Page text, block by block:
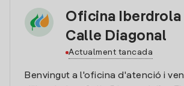
Oficina Iberdrola
Calle Diagonal
Actualment tancada
Benvingut a l'oficina d'atenció i